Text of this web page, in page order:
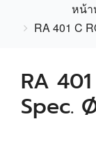
หน้า
RA 401 C
RA
Spec.